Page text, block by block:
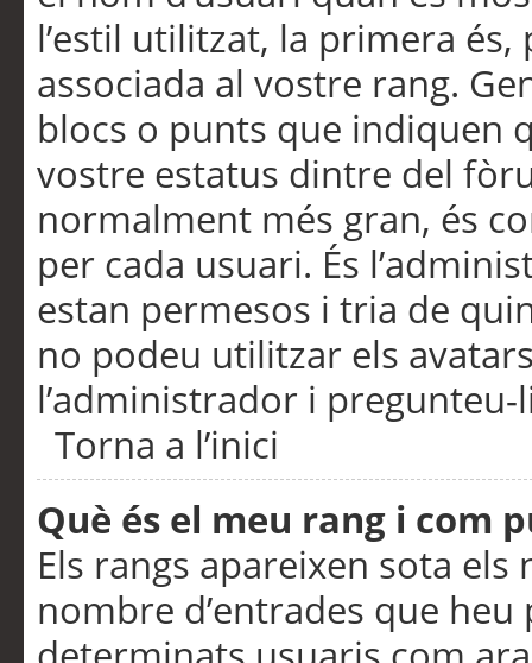
l’estil utilitzat, la primera
associada al vostre rang.
blocs o punts que indiquen
vostre estatus dintre del
normalment més gran, és
per cada usuari. És
estan permesos i tria de
no podeu utilitzar els
l’administrador i pregunteu-
Torna a l’inici
Què és el meu rang i com
Els rangs apareixen sota
nombre d’entrades que